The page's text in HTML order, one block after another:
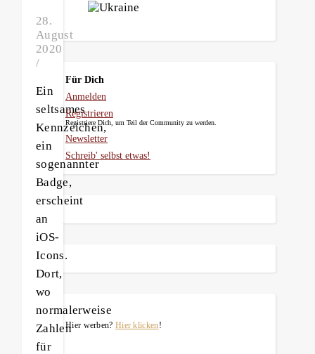
28.
August
2020
/
Ein
seltsames
Kennzeichen,
ein
sogenannter
Badge,
erscheint
an
iOS-
Icons.
Dort,
wo
normalerweise
Zahlen
für
Für Dich
Anmelden
Registrieren
Registriere Dich, um Teil der Community zu werden.
Newsletter
Schreib' selbst etwas!
Hier werben? Hier klicken!